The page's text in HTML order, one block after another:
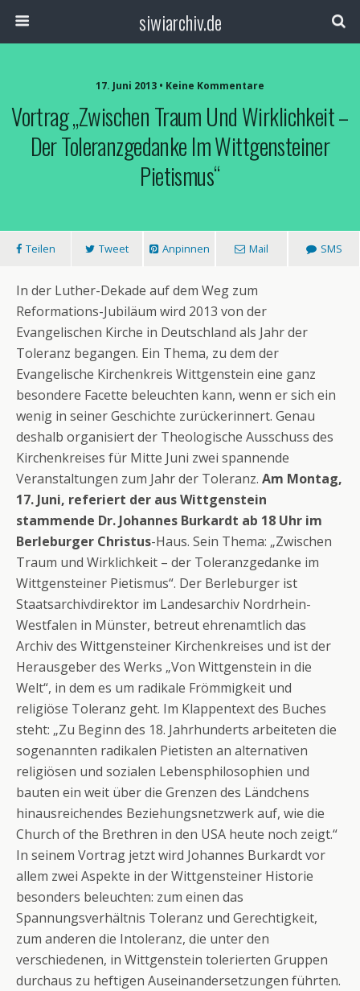
siwiarchiv.de
17. Juni 2013 • Keine Kommentare
Vortrag „Zwischen Traum Und Wirklichkeit –
Der Toleranzgedanke Im Wittgensteiner
Pietismus“
Teilen Tweet Anpinnen Mail SMS
In der Luther-Dekade auf dem Weg zum
Reformations-Jubiläum wird 2013 von der
Evangelischen Kirche in Deutschland als Jahr der
Toleranz begangen. Ein Thema, zu dem der
Evangelische Kirchenkreis Wittgenstein eine ganz
besondere Facette beleuchten kann, wenn er sich ein
wenig in seiner Geschichte zurückerinnert. Genau
deshalb organisiert der Theologische Ausschuss des
Kirchenkreises für Mitte Juni zwei spannende
Veranstaltungen zum Jahr der Toleranz. Am Montag,
17. Juni, referiert der aus Wittgenstein
stammende Dr. Johannes Burkardt ab 18 Uhr im
Berleburger Christus-Haus. Sein Thema: „Zwischen
Traum und Wirklichkeit – der Toleranzgedanke im
Wittgensteiner Pietismus“. Der Berleburger ist
Staatsarchivdirektor im Landesarchiv Nordrhein-
Westfalen in Münster, betreut ehrenamtlich das
Archiv des Wittgensteiner Kirchenkreises und ist der
Herausgeber des Werks „Von Wittgenstein in die
Welt“, in dem es um radikale Frömmigkeit und
religiöse Toleranz geht. Im Klappentext des Buches
steht: „Zu Beginn des 18. Jahrhunderts arbeiteten die
sogenannten radikalen Pietisten an alternativen
religiösen und sozialen Lebensphilosophien und
bauten ein weit über die Grenzen des Ländchens
hinausreichendes Beziehungsnetzwerk auf, wie die
Church of the Brethren in den USA heute noch zeigt.“
In seinem Vortrag jetzt wird Johannes Burkardt vor
allem zwei Aspekte in der Wittgensteiner Historie
besonders beleuchten: zum einen das
Spannungsverhältnis Toleranz und Gerechtigkeit,
zum anderen die Intoleranz, die unter den
verschiedenen, in Wittgenstein tolerierten Gruppen
durchaus zu heftigen Auseinandersetzungen führten.